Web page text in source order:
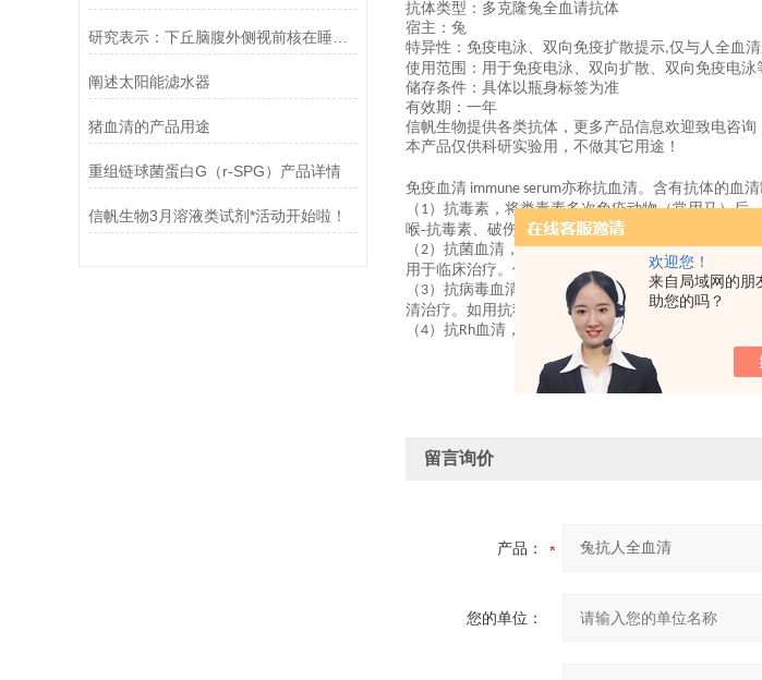
欢迎您！
来自局域网的朋
助您的吗？
研究表示：下丘脑腹外侧视前核在睡眠中其中至关重要的作用
阐述太阳能滤水器
猪血清的产品用途
重组链球菌蛋白G（r-SPG）产品详情
信帆生物3月溶液类试剂*活动开始啦！
抗体类型：多克隆兔全血请抗体
宿主：兔
特异性：免疫电泳、双向免疫扩散提示,仅与人全血
使用范围：用于免疫电泳、双向扩散、双向免疫电泳
储存条件：具体以瓶身标签为准
有效期：一年
信帆生物提供各类抗体，更多产品信息欢迎致电咨询
本产品仅供科研实验用，不做其它用途！
免疫血清 immune serum亦称抗血清。含有抗体的血
（ 1）抗毒素，将类毒素多次免疫动物（常用马）后
喉-抗毒素、破伤风-抗毒素。
（2）抗菌血清，在本世纪40年代以前曾用抗肺炎、
用于临床治疗。但对一些耐药菌株引起的感染，可
（ 3）抗病毒血清，用病毒免疫动物，取其血清精制
清治疗。如用抗狂犬病毒血清与抗狂犬疫苗同时对
（4）抗Rh血清，能作用于Rh阳性（
留言询价
产品：
您的单位：